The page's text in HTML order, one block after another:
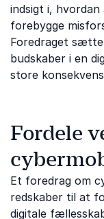
indsigt i,
forebygge
Foredraget
budskaber i en
store
Fordele
Et foredrag om
redskaber til at
digitale